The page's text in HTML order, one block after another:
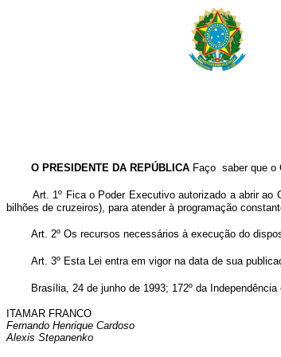
O PRESIDENTE DA REPÚBLICA Faço saber que o
Art. 1º Fica o Poder Executivo autorizado a abrir ao
bilhões de cruzeiros), para atender à programação
Art. 2º Os recursos necessários à execução do
Art. 3º Esta Lei entra em vigor na data de sua
Brasília, 24 de junho de 1993; 172º da Independência
ITAMAR FRANCO
Fernando Henrique Cardoso
Alexis Stepanenko